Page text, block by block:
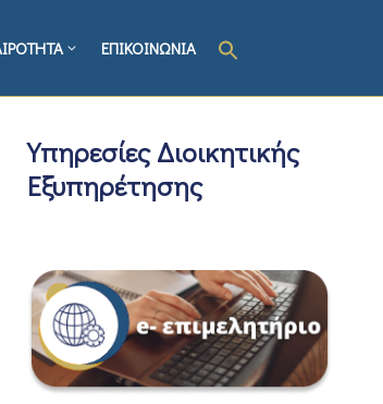
ΕΠΙΚΟΙΝΩΝΙΑ
Υπηρεσίες Διοικητικής
Εξυπηρέτησης